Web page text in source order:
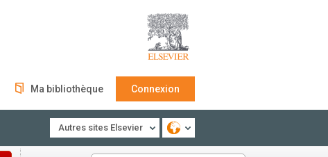
Ma bibliothèque Connexion
Autres sites Elsevier